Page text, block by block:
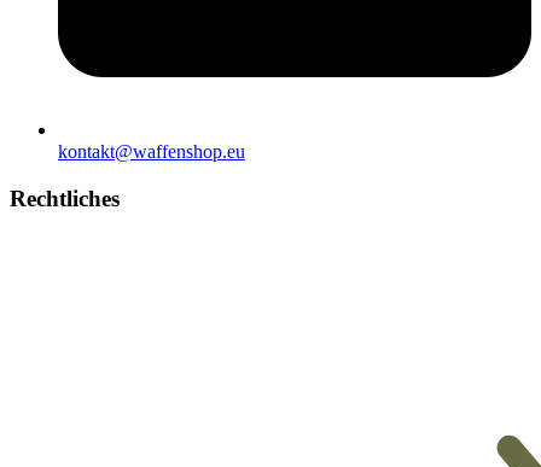
kontakt@waffenshop.eu
Rechtliches